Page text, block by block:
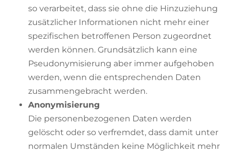
so verarbeitet, dass sie ohne die Hinzuziehung
zusätzlicher Informationen nicht mehr einer
spezifischen betroffenen Person zugeordnet
werden können. Grundsätzlich kann eine
Pseudonymisierung aber immer aufgehoben
werden, wenn die entsprechenden Daten
zusammengebracht werden.
Anonymisierung
Die personenbezogenen Daten werden
gelöscht oder so verfremdet, dass damit unter
normalen Umständen keine Möglichkeit mehr